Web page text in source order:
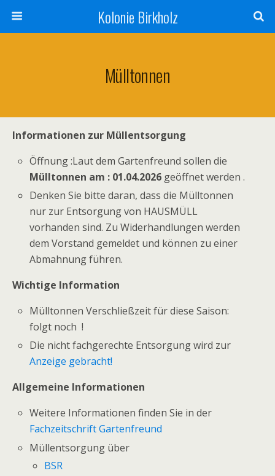
Kolonie Birkholz
Mülltonnen
Informationen zur Müllentsorgung
Öffnung :Laut dem Gartenfreund sollen die
Mülltonnen am : 01.04.2026 geöffnet werden .
Denken Sie bitte daran, dass die Mülltonnen
nur zur Entsorgung von HAUSMÜLL
vorhanden sind. Zu Widerhandlungen werden
dem Vorstand gemeldet und können zu einer
Abmahnung führen.
Wichtige Information
Mülltonnen Verschließzeit für diese Saison:
folgt noch !
Die nicht fachgerechte Entsorgung wird zur
Anzeige gebracht!
Allgemeine Informationen
Weitere Informationen finden Sie in der
Fachzeitschrift Gartenfreund
Müllentsorgung über
BSR